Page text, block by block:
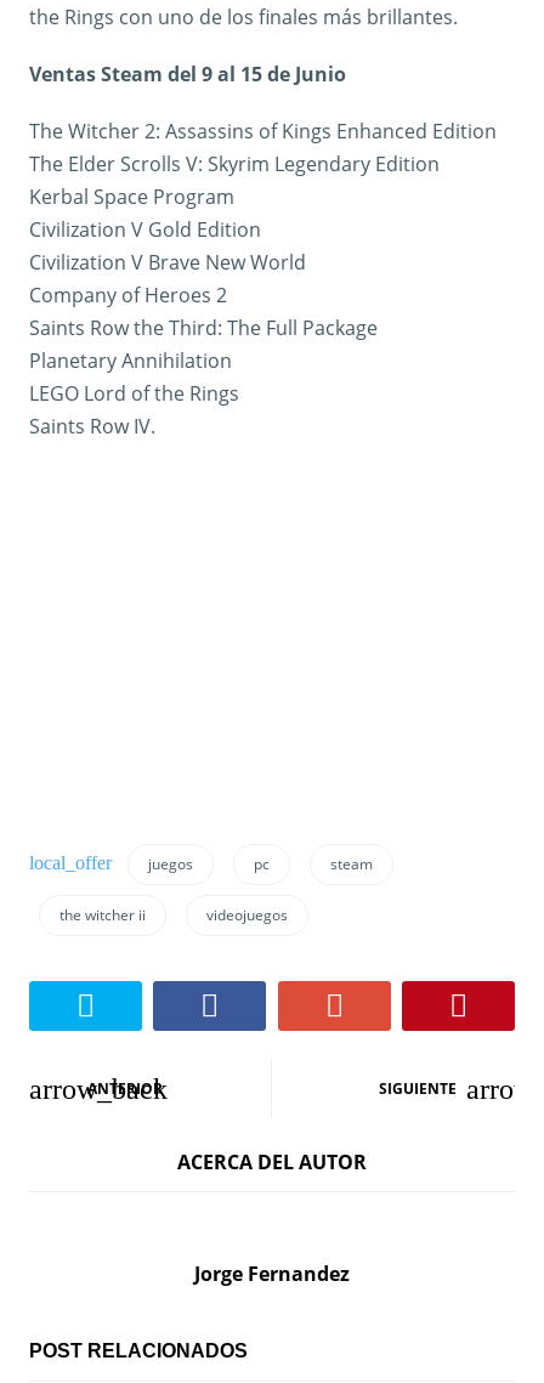
the Rings con uno de los finales más brillantes.
Ventas Steam del 9 al 15 de Junio
The Witcher 2: Assassins of Kings Enhanced Edition
The Elder Scrolls V: Skyrim Legendary Edition
Kerbal Space Program
Civilization V Gold Edition
Civilization V Brave New World
Company of Heroes 2
Saints Row the Third: The Full Package
Planetary Annihilation
LEGO Lord of the Rings
Saints Row IV.
juegos pc steam
the witcher ii videojuegos
N
c
ANTERIOR SIGUIENTE
ACERCA DEL AUTOR
Jorge Fernandez
POST RELACIONADOS